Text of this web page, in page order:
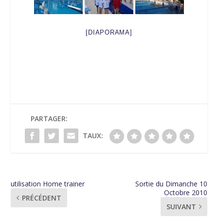
[DIAPORAMA]
PARTAGER:
TAUX:
utilisation Home trainer
PRÉCÉDENT
Sortie du Dimanche 10
Octobre 2010
SUIVANT